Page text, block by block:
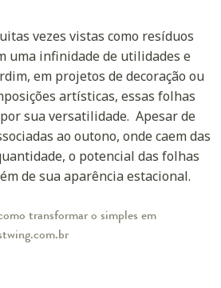
vezes vistas como resíduos
uma infinidade de utilidades e
em projetos de decoração ou
artísticas, essas folhas
sua versatilidade. Apesar de
ao outono, onde caem das
o potencial das folhas
de sua aparência estacional.